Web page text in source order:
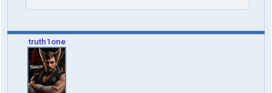
truth1one